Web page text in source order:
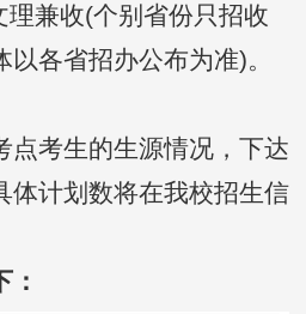
兼收(个别省份只招收
各省招办公布为准)。
考生的生源情况，下达
体计划数将在我校招生信